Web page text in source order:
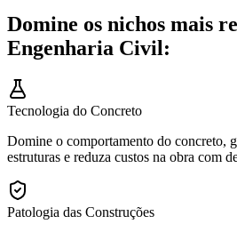
Domine os nichos mais
Engenharia Civil:
Tecnologia do Concreto
Domine o comportamento do concreto,
estruturas e reduza custos na obra com
Patologia das Construções